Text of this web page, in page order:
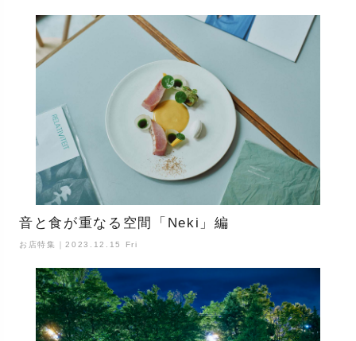
音と食が重なる空間「Neki」編
お店特集｜2023.12.15 Fri